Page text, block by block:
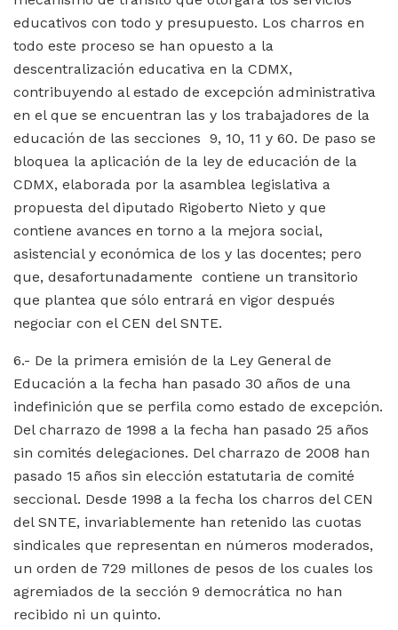
educativos con todo y presupuesto. Los charros en
todo este proceso se han opuesto a la
descentralización educativa en la CDMX,
contribuyendo al estado de excepción administrativa
en el que se encuentran las y los trabajadores de la
educación de las secciones 9, 10, 11 y 60. De paso se
bloquea la aplicación de la ley de educación de la
CDMX, elaborada por la asamblea legislativa a
propuesta del diputado Rigoberto Nieto y que
contiene avances en torno a la mejora social,
asistencial y económica de los y las docentes; pero
que, desafortunadamente contiene un transitorio
que plantea que sólo entrará en vigor después
negociar con el CEN del SNTE.
6.- De la primera emisión de la Ley General de
Educación a la fecha han pasado 30 años de una
indefinición que se perfila como estado de excepción.
Del charrazo de 1998 a la fecha han pasado 25 años
sin comités delegaciones. Del charrazo de 2008 han
pasado 15 años sin elección estatutaria de comité
seccional. Desde 1998 a la fecha los charros del CEN
del SNTE, invariablemente han retenido las cuotas
sindicales que representan en números moderados,
un orden de 729 millones de pesos de los cuales los
agremiados de la sección 9 democrática no han
recibido ni un quinto.